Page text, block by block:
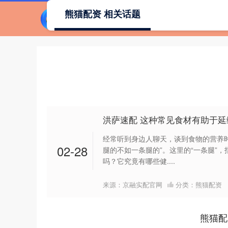
熊猫配资 相关话题
02-28
洪萨速配 这种常见食材有助于
经常听到身边人聊天，谈到食物的营养
腿的不如一条腿的”。这里的“一条腿”
吗？它究竟有哪些健....
来源：京融实配官网 分类： 熊猫配资
熊猫